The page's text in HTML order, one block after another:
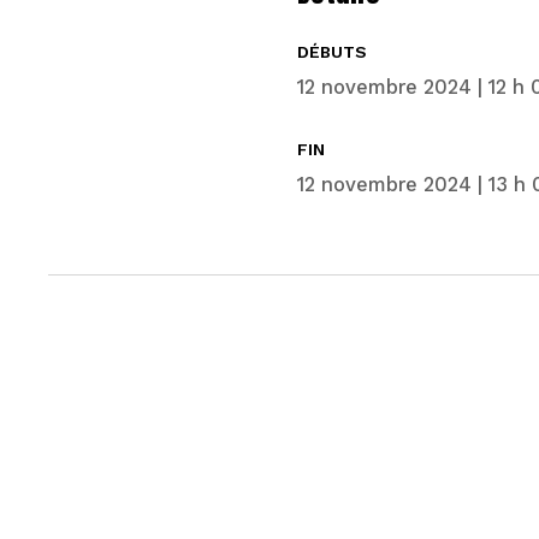
DÉBUTS
12 novembre 2024 | 12 h
FIN
12 novembre 2024 | 13 h